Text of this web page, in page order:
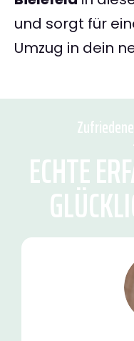
und sorgt für
Umzug in dein
ECHTE